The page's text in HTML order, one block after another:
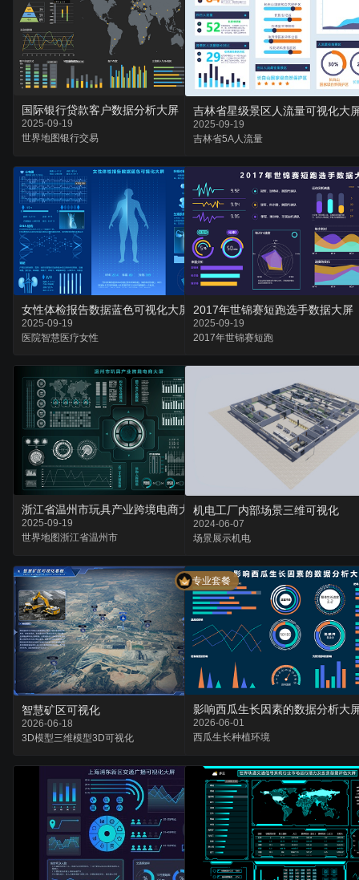
国际银行贷款客户数据分析大屏
2025-09-19
世界地图银行交易
吉林省星级景区人流量可视化大
2025-09-19
吉林省5A 人流量
女性体检报告数据蓝色可视化大屏
2025-09-19
医院智慧医疗女性
2017年世锦赛短跑选手数据大屏
2025-09-19
2017年世锦赛短跑
浙江省温州市玩具产业跨境电商大屏
2025-09-19
世界地图浙江省温州市
机电工厂内部场景三维可视化
2024-06-07
场景展示机电
专业套餐
智慧矿区可视化
2026-06-18
3D模型三维模型3D可视化
影响西瓜生长因素的数据分析大
2026-06-01
西瓜生长种植环境